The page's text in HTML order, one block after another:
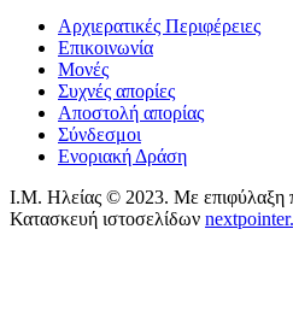
Αρχιερατικές Περιφέρειες
Επικοινωνία
Μονές
Συχνές απορίες
Αποστολή απορίας
Σύνδεσμοι
Ενοριακή Δράση
Ι.Μ. Ηλείας © 2023. Με επιφύλαξη
Κατασκευή ιστοσελίδων